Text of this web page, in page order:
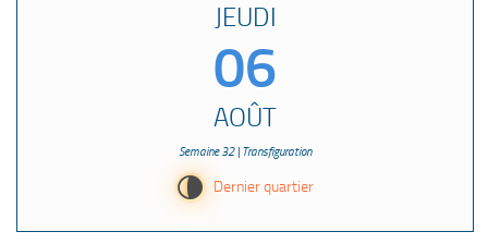
JEUDI
06
AOÛT
Semaine 32 | Transfiguration
U Dernier quartier